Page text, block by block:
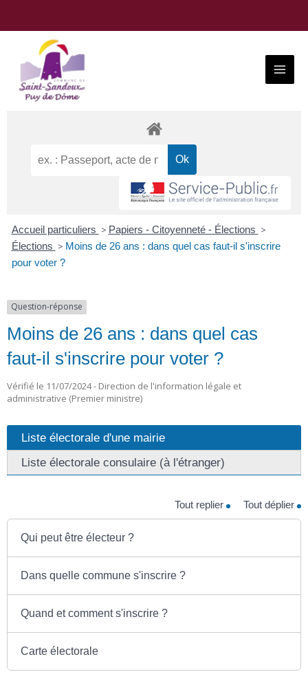
Menu
Accueil particuliers > Papiers - Citoyenneté - Élections >
Élections > Moins de 26 ans : dans quel cas faut-il s'inscrire
pour voter ?
Question-réponse
Moins de 26 ans : dans quel cas
faut-il s'inscrire pour voter ?
Vérifié le 11/07/2024 - Direction de l'information légale et
administrative (Premier ministre)
Liste électorale d'une mairie
Liste électorale consulaire (à l'étranger)
Tout replier Tout déplier
Qui peut être électeur ?
Dans quelle commune s'inscrire ?
Quand et comment s'inscrire ?
Carte électorale